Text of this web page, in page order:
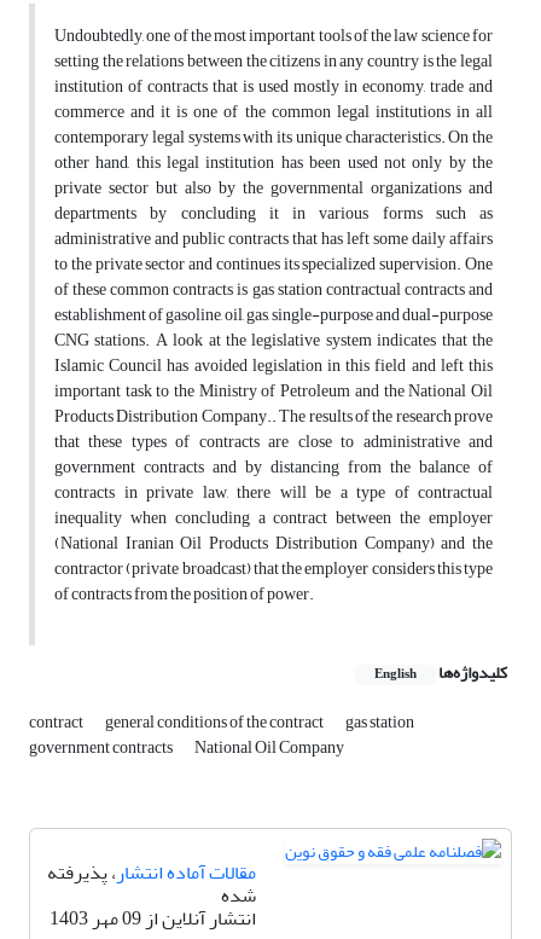
Undoubtedly, one of the most important tools of the law science for
setting the relations between the citizens in any country is the legal
institution of contracts that is used mostly in economy, trade and
commerce and it is one of the common legal institutions in all
contemporary legal systems with its unique characteristics. On the
other hand, this legal institution has been used not only by the
private sector but also by the governmental organizations and
departments by concluding it in various forms such as
administrative and public contracts that has left some daily affairs
to the private sector and continues its specialized supervision. One
of these common contracts is gas station contractual contracts and
establishment of gasoline, oil, gas, single-purpose and dual-purpose
CNG stations. A look at the legislative system indicates that the
Islamic Council has avoided legislation in this field and left this
important task to the Ministry of Petroleum and the National Oil
Products Distribution Company.. The results of the research prove
that these types of contracts are close to administrative and
government contracts and by distancing from the balance of
contracts in private law, there will be a type of contractual
inequality when concluding a contract between the employer
(National Iranian Oil Products Distribution Company) and the
contractor (private broadcast) that the employer considers this type
of contracts from the position of power.
کلیدواژه‌ها English
contract general conditions of the contract gas station
government contracts National Oil Company
مقالات آماده انتشار، پذیرفته
شده
انتشار آنلاین از 09 مهر 1403